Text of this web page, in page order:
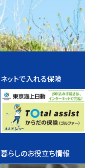
ネットで入れる保険
暮らしのお役立ち情報